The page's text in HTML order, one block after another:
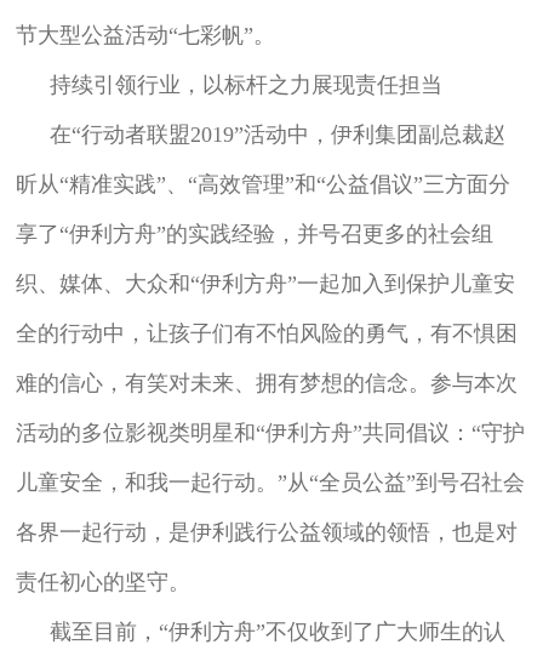
节大型公益活动“七彩帆”。
持续引领行业，以标杆之力展现责任担当
在“行动者联盟2019”活动中，伊利集团副总裁赵
昕从“精准实践”、“高效管理”和“公益倡议”三方面分
享了“伊利方舟”的实践经验，并号召更多的社会组
织、媒体、大众和“伊利方舟”一起加入到保护儿童安
全的行动中，让孩子们有不怕风险的勇气，有不惧困
难的信心，有笑对未来、拥有梦想的信念。参与本次
活动的多位影视类明星和“伊利方舟”共同倡议：“守护
儿童安全，和我一起行动。”从“全员公益”到号召社会
各界一起行动，是伊利践行公益领域的领悟，也是对
责任初心的坚守。
截至目前，“伊利方舟”不仅收到了广大师生的认